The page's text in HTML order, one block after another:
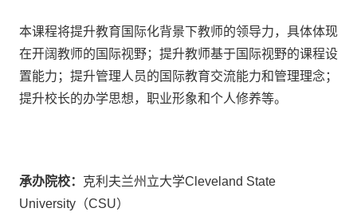
本课程将提升教育国际化背景下教师的领导力，具体体现
在开阔教师的国际视野；提升教师基于国际视野的课程设
置能力；提升管理人员的国际教育交流能力和管理理念；
提升校长的办学思想，职业形象和个人修养等。
承办院校： 克利夫兰州立大学Cleveland State
University（CSU）